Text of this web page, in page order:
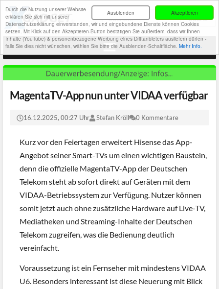
Akzeptieren
Ausblenden
Durch die Nutzung unserer Website
erklären Sie sich mit unserer
Datenschutzerklärung einverstanden, wir und eingebundene Dienste können Cookies
setzen. Mit Klick auf den Akzeptieren-Button bestätigen Sie außerdem, dass wir Ihnen
Inhalte (YouTube) & personenbezogene Werbung eines Drittanbieters ausliefern dürfen -
falls Sie dies nicht wünschen, wählen Sie bitte die Ausblenden-Schaltfläche. Mehr Info.
MagentaTV-App nun unter VIDAA verfügbar
16.12.2025, 00:27 Uhr Stefan Kröll 0 Kommentare
Kurz vor den Feiertagen erweitert Hisense das App-
Angebot seiner Smart-TVs um einen wichtigen Baustein,
denn die offizielle MagentaTV-App der Deutschen
Telekom steht ab sofort direkt auf Geräten mit dem
VIDAA-Betriebssystem zur Verfügung. Nutzer können
somit jetzt auch ohne zusätzliche Hardware auf Live-TV,
Mediatheken und Streaming-Inhalte der Deutschen
Telekom zugreifen, was die Bedienung deutlich
vereinfacht.
Voraussetzung ist ein Fernseher mit mindestens VIDAA
U6. Besonders interessant ist diese Neuerung mit Blick